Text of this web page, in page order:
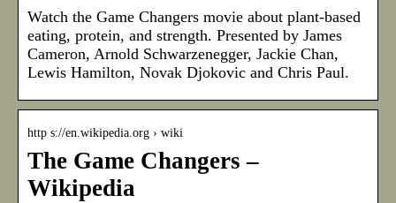
Watch the Game Changers movie about plant-based
eating, protein, and strength. Presented by James
Cameron, Arnold Schwarzenegger, Jackie Chan,
Lewis Hamilton, Novak Djokovic and Chris Paul.
http s://en.wikipedia.org › wiki
The Game Changers –
Wikipedia